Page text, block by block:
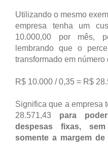
Utilizando o mesmo
empresa tenha um
10.000,00 por mês,
lembrando que o
transformado em número
R$ 10.000 / 0,35 = R$
Significa que a empresa
28.571,43 para
despesas fixas,
somente a margem